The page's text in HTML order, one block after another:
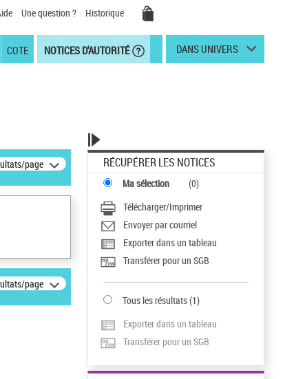
Une question ? Historique
COTE NOTICES D'AUTORITÉ DANS UNIVERS
page
page
RÉCUPÉRER LES NOTICES
Ma sélection (0)
Télécharger/Imprimer
Envoyer par courriel
Exporter dans un tableau
Transférer pour un SGB
Tous les résultats(1)
Exporter dans un tableau
Transférer pour un SGB